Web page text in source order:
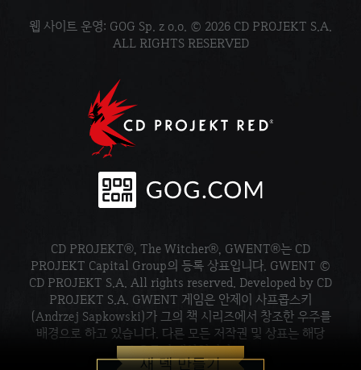
새 덱 만들기
웹 사이트 운영: GOG Sp. z o.o. © 2026 CD PROJEKT S.A.
ALL RIGHTS RESERVED
CD PROJEKT®, The Witcher®, GWENT®는 CD
PROJEKT Capital Group의 등록 상표입니다. GWENT ©
CD PROJEKT S.A. All rights reserved. Developed by CD
PROJEKT S.A. GWENT 게임은 안제이 사프콥스키
(Andrzej Sapkowski)가 그의 책 시리즈에서 창조한 우주를
배경으로 하고 있습니다. 다른 모든 저작권 및 상표는 해당
소유주의 재산입니다.